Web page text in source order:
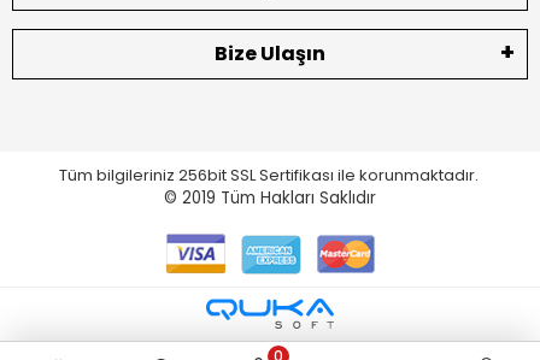
Bize Ulaşın
Tüm bilgileriniz 256bit SSL Sertifikası ile korunmaktadır.
© 2019 Tüm Hakları Saklıdır